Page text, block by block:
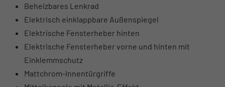
Beheizbares Lenkrad
Elektrisch einklappbare Außenspiegel
Elektrische Fensterheber hinten
Elektrische Fensterheber vorne und hinten mit
Einklemmschutz
Mattchrom-Innentürgriffe